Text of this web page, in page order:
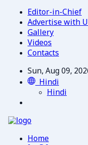
Editor-in-Chief
Advertise with
Gallery
Videos
Contacts
Sun, Aug 09,
Hindi
Hindi
Home